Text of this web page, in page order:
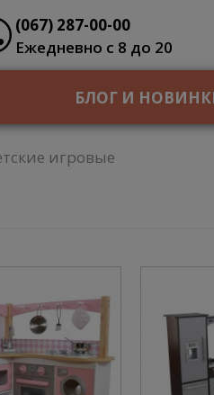
(067) 287-00-00
Ежедневно с 8 до 20
БЛОГ И
игровые